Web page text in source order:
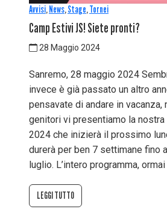
Avvisi,News,Stage,Tornei
Camp Estivi JS! Siete pronti?
28 Maggio 2024
Sanremo, 28 maggio 2024
invece è già passato un altro
pensavate di andare in vacanza,
genitori vi presentiamo la
2024 che inizierà il prossimo
durerà per ben 7 settimane fino
luglio. L’intero programma,
LEGGI TUTTO